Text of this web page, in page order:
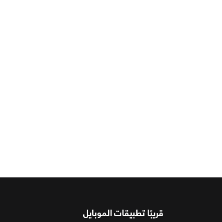
قريبًا تطبيقات الموبايل